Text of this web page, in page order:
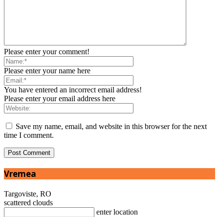
Please enter your comment!
Please enter your name here
You have entered an incorrect email address!
Please enter your email address here
Save my name, email, and website in this browser for the next
time I comment.
Vremea
Targoviste, RO
scattered clouds
enter location